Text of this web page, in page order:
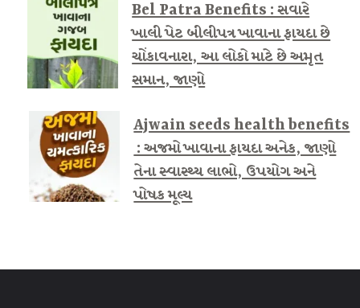
Bel Patra Benefits : સવારે
ખાલી પેટ બીલીપત્ર ખાવાના ફાયદા છે
ચોંકાવનારા, આ લોકો માટે છે અમૃત
સમાન, જાણો
Ajwain seeds health benefits
: અજમો ખાવાના ફાયદા અનેક, જાણો
તેના સ્વાસ્થ્ય લાભો, ઉપયોગ અને
પોષક મૂલ્ય